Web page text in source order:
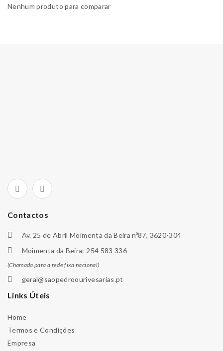
Nenhum produto para comparar
Contactos
Av. 25 de Abril Moimenta da Beira nº87, 3620-304
Moimenta da Beira: 254 583 336
(Chamada para a rede fixa nacional)
geral@saopedroourivesarias.pt
Links Úteis
Home
Termos e Condições
Empresa